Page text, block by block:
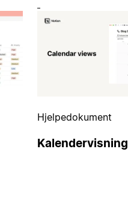
Hjelpedokument
Kalendervisning